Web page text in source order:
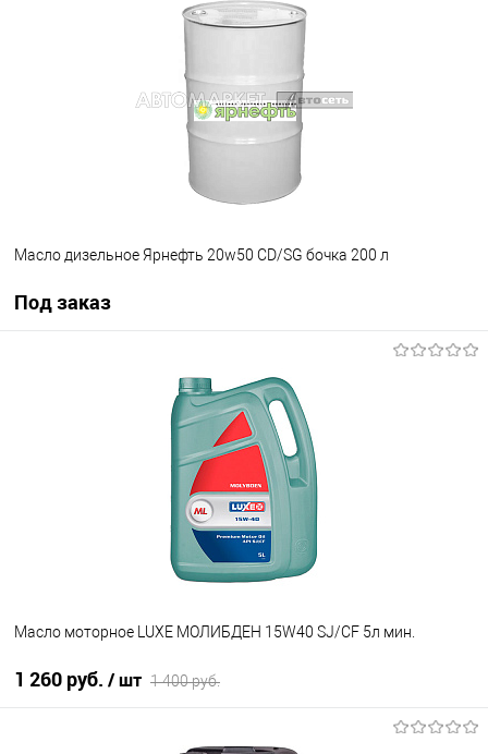
В наличии
Масло дизельное Ярнефть 20w50 CD/SG бочка 200 л
Под заказ
Недоступно
Масло моторное LUXE МОЛИБДЕН 15W40 SJ/CF 5л мин.
1 260 руб. / шт 1 400 руб.
В корзину